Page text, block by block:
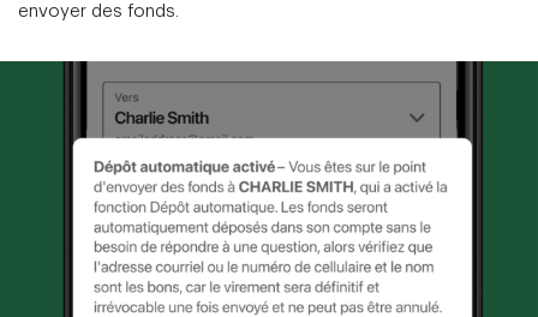
envoyer des fonds.